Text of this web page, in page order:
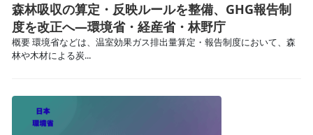
森林吸収の算定・反映ルールを整備、GHG報告制
度を改正へ—環境省・経産省・林野庁
概要 環境省などは、温室効果ガス排出量算定・報告制度において、森
林や木材による炭...